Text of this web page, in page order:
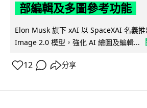
部編輯及多圖參考功能
Elon Musk 旗下 xAI 以 SpaceXAI 名義
Image 2.0 模型，強化 AI 繪圖及編輯...
12 分享